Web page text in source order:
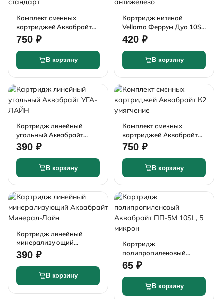
Комплект сменных
картриджей Аквабрайт
К1 стандарт
750 ₽
В корзину
Картридж нитяной
Vellamo Феррум Дуо 10Sl
5мкм антижелезо
420 ₽
В корзину
Картридж линейный
угольный Аквабрайт
УГА-ЛАЙН
390 ₽
В корзину
Комплект сменных
картриджей Аквабрайт
К2 умягчение
750 ₽
В корзину
Картридж линейный
минерализующий
Аквабрайт Минерал-
Лайн
390 ₽
В корзину
Картридж
полипропиленовый
Аквабрайт ПП-5М 10SL, 5
микрон
65 ₽
В корзину